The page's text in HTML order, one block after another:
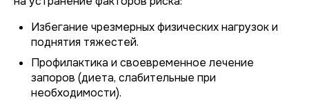
Избегание чрезмерных физических нагрузок и
поднятия тяжестей.
Профилактика и своевременное лечение
запоров (диета, слабительные при
необходимости).